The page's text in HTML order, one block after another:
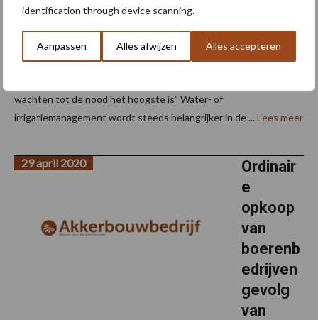
identification through device scanning.
Aanpassen Alles afwijzen Alles accepteren
men”
Peter Raatjes: “Klimaatverandering en beperkte
wachten tot de nood het hoogste is” Water- of
irrigatiemanagement wordt steeds belangrijker in de ... Lees meer
Ordinair
e
opkoop
van
boerenb
edrijven
gevolg
van
29 april 2020